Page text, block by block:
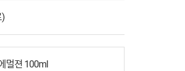
)
멀젼 100ml